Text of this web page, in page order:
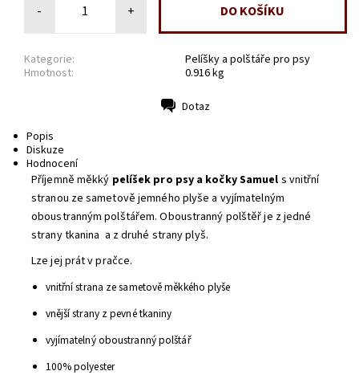
- +
Kategorie:
Pelíšky a polštáře pro psy
Hmotnost:
0.916 kg
Dotaz
Popis
Diskuze
Hodnocení
Příjemně měkký pelíšek pro psy a kočky Samuel s vnitřní
stranou ze sametově jemného plyše a vyjímatelným
oboustranným polštářem. Oboustranný polštěř je z jedné
strany tkanina a z druhé strany plyš.
Lze jej prát v pračce.
vnitřní strana ze sametově měkkého plyše
vnější strany z pevné tkaniny
vyjímatelný oboustranný polštář
100% polyester